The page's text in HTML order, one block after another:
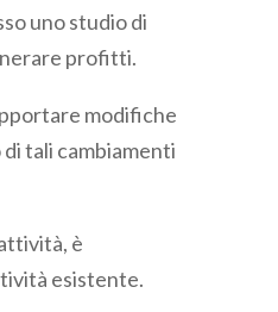
uno studio di
profitti.
modifiche
tali cambiamenti
è
esistente.